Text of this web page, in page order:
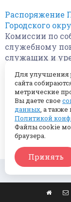
Распоряжение
Городского
Комиссии по
служебному
служащих и
Выписка из
соблюдению
поведению
депутатов
Для улучшения
сайта
метрические
Вы даете свое
данных, а
Политикой
Файлы cookie
браузера.
Принять